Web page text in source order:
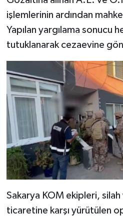
işlemlerinin ardından
Yapılan yargılama sonucu
tutuklanarak cezaevine
Sakarya KOM ekipleri, silah
ticaretine karşı yürütülen